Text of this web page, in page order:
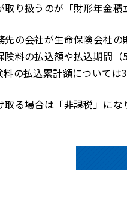
り扱うのが「財形年金積
先の会社が生命保険会社
険料の払込額や払込期間
の払込累計額について
る場合は「非課税」に